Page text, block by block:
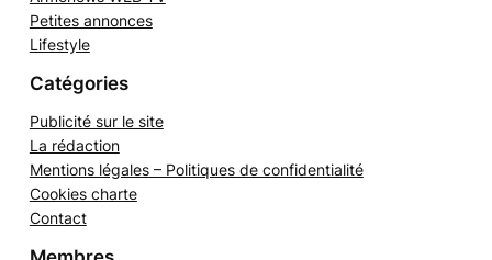
Armenews WEB TV
Petites annonces
Publicité sur le site
La rédaction
Mentions légales – Politiques de confidentialité
Cookies charte